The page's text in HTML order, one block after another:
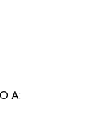
di
A: